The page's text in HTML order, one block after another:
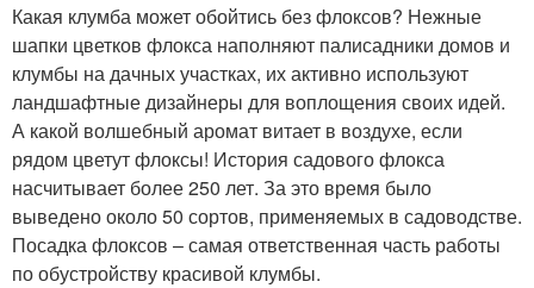
Какая клумба может обойтись без флоксов? Нежные
шапки цветков флокса наполняют палисадники домов и
клумбы на дачных участках, их активно используют
ландшафтные дизайнеры для воплощения своих идей.
А какой волшебный аромат витает в воздухе, если
рядом цветут флоксы! История садового флокса
насчитывает более 250 лет. За это время было
выведено около 50 сортов, применяемых в садоводстве.
Посадка флоксов – самая ответственная часть работы
по обустройству красивой клумбы.